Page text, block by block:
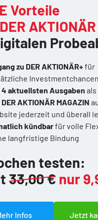
Vorteile
AKTIONÄR
zu DER AKTIONÄR+für
Investmentchancen
4 aktuellsten Ausgaben als
DER AKTIONÄR MAGAZIN
jederzeit und überall
kündbarfür volle
langfristige Bindung
testen:
33,00 € nur
Infos Jetzt